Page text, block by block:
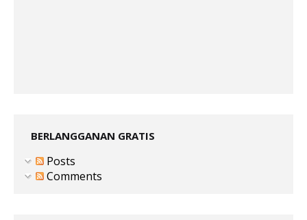
BERLANGGANAN GRATIS
Posts
Comments